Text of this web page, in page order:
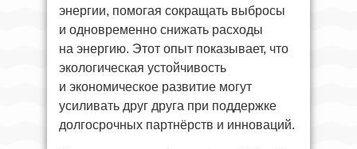
энергии, помогая сокращать выбросы
и одновременно снижать расходы
на энергию. Этот опыт показывает, что
экологическая устойчивость
и экономическое развитие могут
усиливать друг друга при поддержке
долгосрочных партнёрств и инноваций.